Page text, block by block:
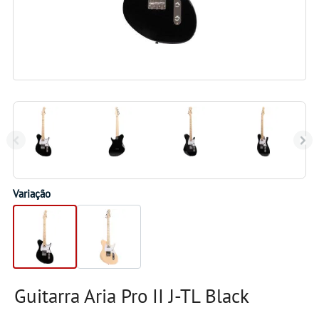
Variação
Guitarra Aria Pro II J-TL Black